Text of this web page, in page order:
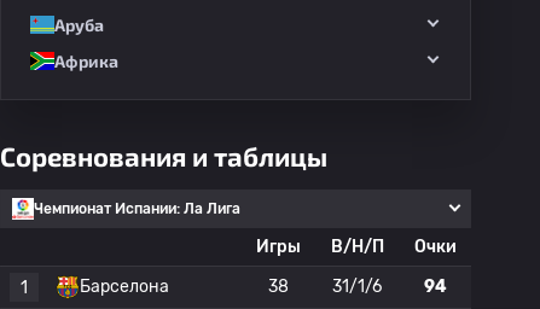
Аруба
Африка
Соревнования и таблицы
Чемпионат Испании: Ла Лига
Игры В/Н/П
Очки
1
Барселона 38 31/1/6 94